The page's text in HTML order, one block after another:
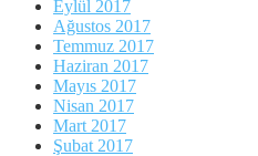
Eylül 2017
Ağustos 2017
Temmuz 2017
Haziran 2017
Mayıs 2017
Nisan 2017
Mart 2017
Şubat 2017